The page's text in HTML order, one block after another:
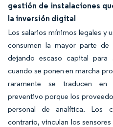
gestión de instalaciones
la inversión digital
Los salarios mínimos legales y
consumen la mayor parte de
dejando escaso capital para
cuando se ponen en marcha
raramente se traducen en
preventivo porque los
personal de analítica. Los
contrario, vinculan los